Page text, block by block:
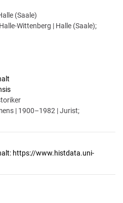
(Saale)
Wittenberg | Halle (Saale);
| 1900–1982 | Jurist;
https://www.histdata.uni-